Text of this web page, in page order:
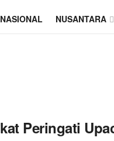
NASIONAL NUSANTARA
Peringati